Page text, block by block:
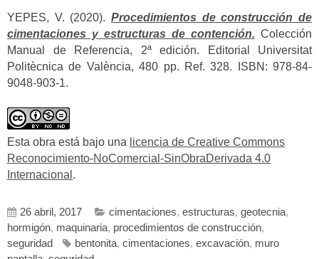
YEPES, V. (2020). Procedimientos de construcción de
cimentaciones y estructuras de contención. Colección
Manual de Referencia, 2ª edición. Editorial Universitat
Politècnica de València, 480 pp. Ref. 328. ISBN: 978-84-
9048-903-1.
Esta obra está bajo una licencia de Creative Commons
Reconocimiento-NoComercial-SinObraDerivada 4.0
Internacional .
26 abril, 2017 cimentaciones, estructuras, geotecnia,
hormigón, maquinaria, procedimientos de construcción,
seguridad
bentonita, cimentaciones, excavación, muro